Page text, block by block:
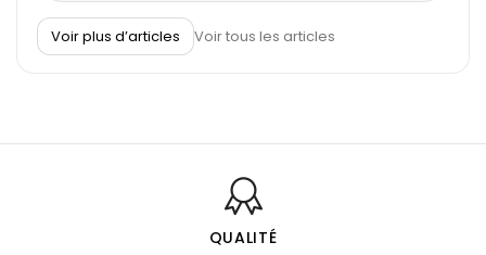
À quel poignet porter un bracelet de pierre
Découvrez le scorpion et ses pierres
Bienfaits de la sélénite – pierre des anges
L’améthyste est-elle faite pour moi ?
Voir plus d’articles Voir tous les articles
QUALITÉ